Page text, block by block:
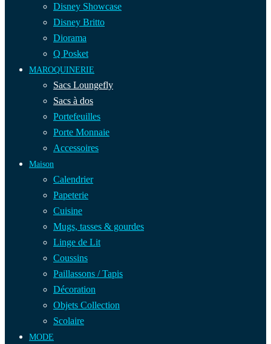
Disney Showcase
Disney Britto
Diorama
Q Posket
MAROQUINERIE
Sacs Loungefly
Sacs à dos
Portefeuilles
Porte Monnaie
Accessoires
Maison
Calendrier
Papeterie
Cuisine
Mugs, tasses & gourdes
Linge de Lit
Coussins
Paillassons / Tapis
Décoration
Objets Collection
Scolaire
MODE